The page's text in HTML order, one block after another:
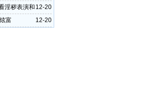
12-20
淫秽表演和
12-20
富